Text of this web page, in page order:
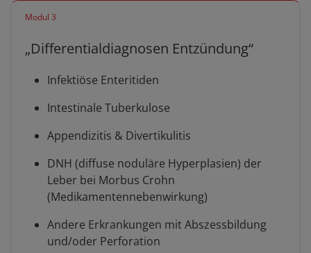
Modul 3
„Differentialdiagnosen Entzündung“
Infektiöse Enteritiden
Intestinale Tuberkulose
Appendizitis & Divertikulitis
DNH (diffuse noduläre Hyperplasien) der
Leber bei Morbus Crohn
(Medikamentennebenwirkung)
Andere Erkrankungen mit Abszessbildung
und/oder Perforation